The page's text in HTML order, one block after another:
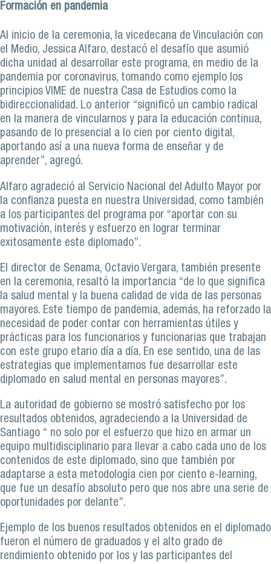
Formación en pandemia
Al inicio de la ceremonia, la vicedecana de Vinculación con
el Medio, Jessica Alfaro, destacó el desafío que asumió
dicha unidad al desarrollar este programa, en medio de la
pandemia por coronavirus, tomando como ejemplo los
principios VIME de nuestra Casa de Estudios como la
bidireccionalidad. Lo anterior “significó un cambio radical
en la manera de vincularnos y para la educación continua,
pasando de lo presencial a lo cien por ciento digital,
aportando así a una nueva forma de enseñar y de
aprender”, agregó.
Alfaro agradeció al Servicio Nacional del Adulto Mayor por
la confianza puesta en nuestra Universidad, como también
a los participantes del programa por “aportar con su
motivación, interés y esfuerzo en lograr terminar
exitosamente este diplomado”.
El director de Senama, Octavio Vergara, también presente
en la ceremonia, resaltó la importancia “de lo que significa
la salud mental y la buena calidad de vida de las personas
mayores. Este tiempo de pandemia, además, ha reforzado la
necesidad de poder contar con herramientas útiles y
prácticas para los funcionarios y funcionarias que trabajan
con este grupo etario día a día. En ese sentido, una de las
estrategias que implementamos fue desarrollar este
diplomado en salud mental en personas mayores”.
La autoridad de gobierno se mostró satisfecho por los
resultados obtenidos, agradeciendo a la Universidad de
Santiago “ no solo por el esfuerzo que hizo en armar un
equipo multidisciplinario para llevar a cabo cada uno de los
contenidos de este diplomado, sino que también por
adaptarse a esta metodología cien por ciento e-learning,
que fue un desafío absoluto pero que nos abre una serie de
oportunidades por delante”.
Ejemplo de los buenos resultados obtenidos en el diplomado
fueron el número de graduados y el alto grado de
rendimiento obtenido por los y las participantes del